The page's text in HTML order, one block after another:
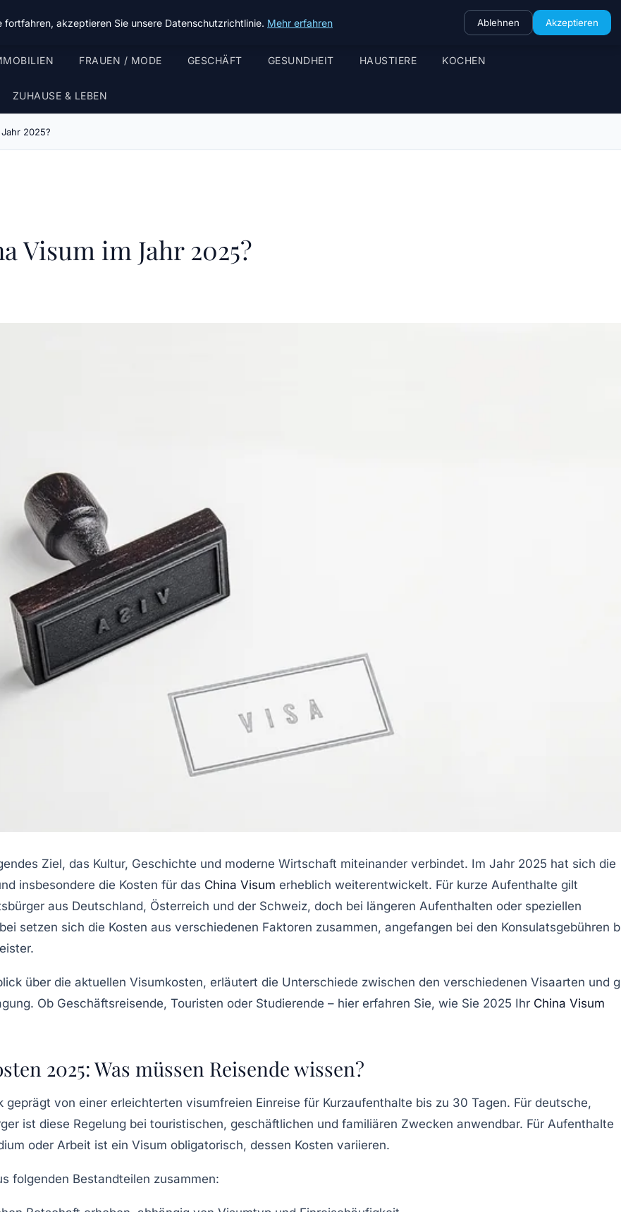
FRAUEN / MODE GESCHÄFT GESUNDHEIT HAUSTIERE KOCHEN
ZUHAUSE & LEBEN
2025?
Visum im Jahr 2025?
Ziel, das Kultur, Geschichte und moderne Wirtschaft miteinander verbindet. Im Jahr 2025 hat sich die
insbesondere die Kosten für das China Visum erheblich weiterentwickelt. Für kurze Aufenthalte gilt
aus Deutschland, Österreich und der Schweiz, doch bei längeren Aufenthalten oder speziellen
setzen sich die Kosten aus verschiedenen Faktoren zusammen, angefangen bei den Konsulatsgebühren
über die aktuellen Visumkosten, erläutert die Unterschiede zwischen den verschiedenen Visaarten und
Ob Geschäftsreisende, Touristen oder Studierende – hier erfahren Sie, wie Sie 2025 Ihr China Visum
2025: Was müssen Reisende wissen?
von einer erleichterten visumfreien Einreise für Kurzaufenthalte bis zu 30 Tagen. Für deutsche,
ist diese Regelung bei touristischen, geschäftlichen und familiären Zwecken anwendbar. Für Aufenthalte
oder Arbeit ist ein Visum obligatorisch, dessen Kosten variieren.
folgenden Bestandteilen zusammen:
akzeptieren Sie unsere Datenschutzrichtlinie. Mehr erfahren Ablehnen Akzeptieren